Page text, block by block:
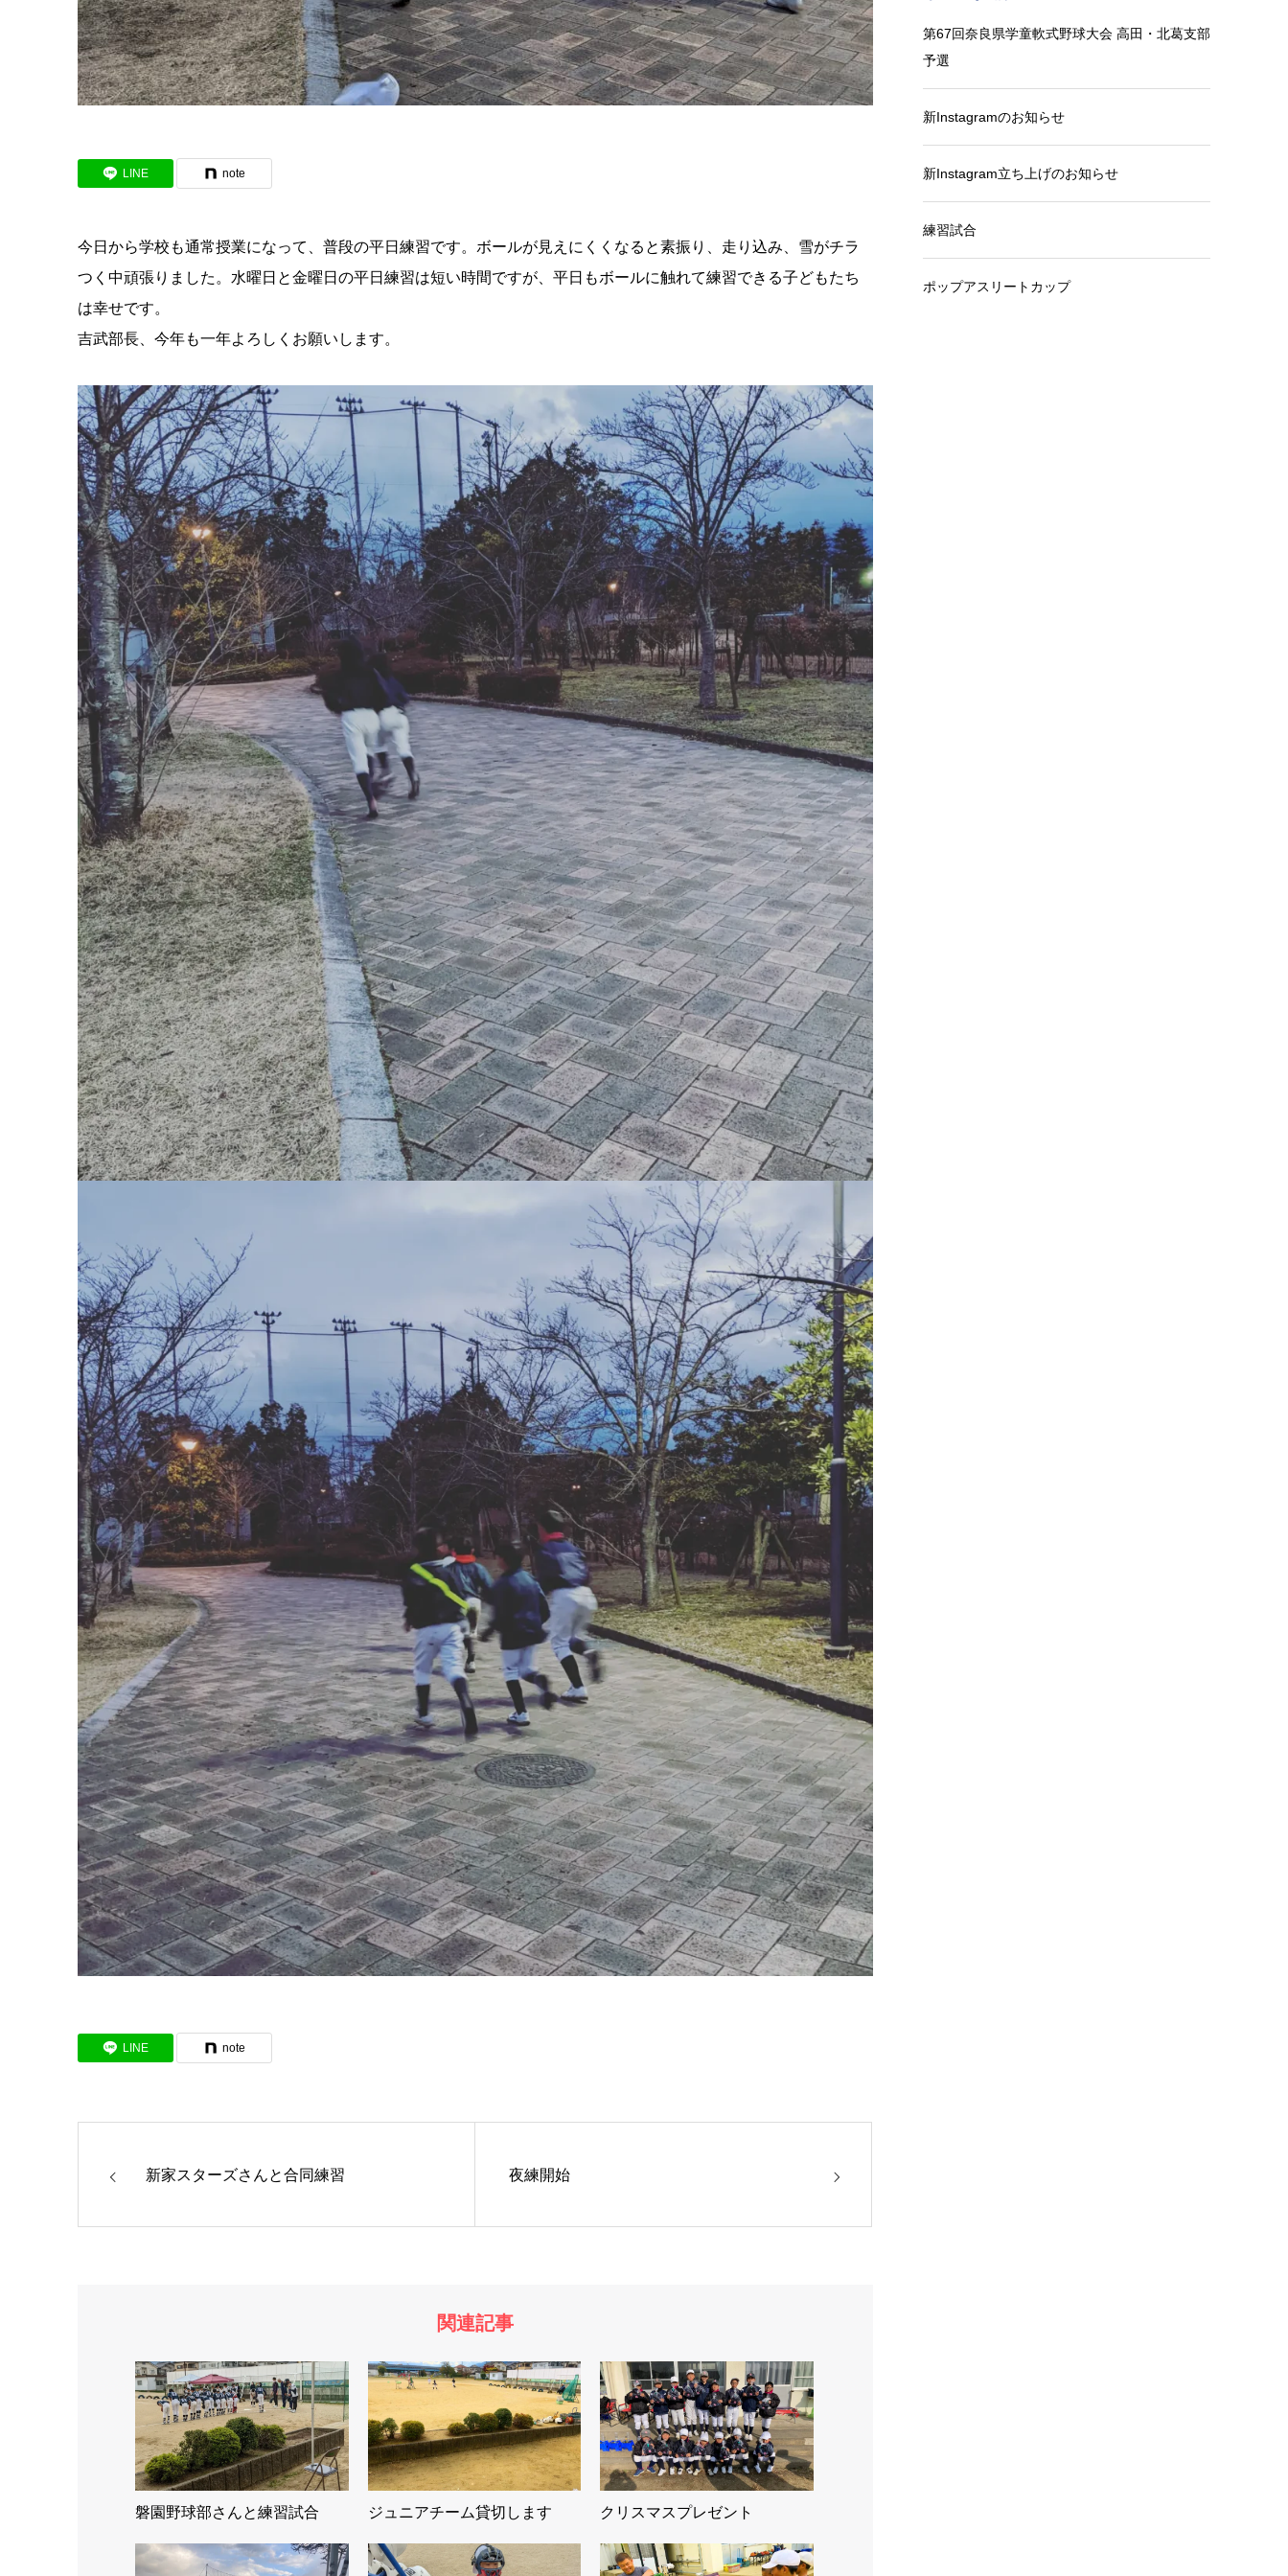
LINE note
今日から学校も通常授業になって、普段の平日練習です。ボールが見えにくくなると素振り、走り込み、雪がチラ
つく中頑張りました。水曜日と金曜日の平日練習は短い時間ですが、平日もボールに触れて練習できる子どもたち
は幸せです。
吉武部長、今年も一年よろしくお願いします。
LINE note
新家スターズさんと合同練習 夜練開始
関連記事
磐園野球部さんと練習試合 ジュニアチーム貸切します クリスマスプレゼント
第67回奈良県学童軟式野球大会 高田・北葛支部
予選
新Instagramのお知らせ
新Instagram立ち上げのお知らせ
練習試合
ポップアスリートカップ